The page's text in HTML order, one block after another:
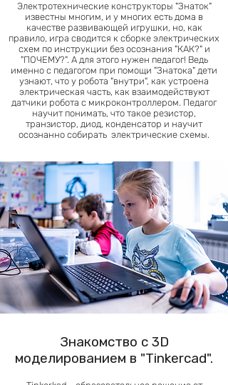
Электротехнические конструкторы "Знаток"
известны многим, и у многих есть дома в
качестве развивающей игрушки, но, как
правило, игра сводится к сборке электрических
схем по инструкции без осознания "КАК?" и
"ПОЧЕМУ?". А для этого нужен педагог! Ведь
именно с педагогом при помощи "Знатока" дети
узнают, что у робота "внутри", как устроена
электрическая часть, как взаимодействуют
датчики робота с микроконтроллером. Педагог
научит понимать, что такое резистор,
транзистор, диод, конденсатор и научит
осознанно собирать электрические схемы.
Знакомство с 3D
моделированием в "Tinkercad".